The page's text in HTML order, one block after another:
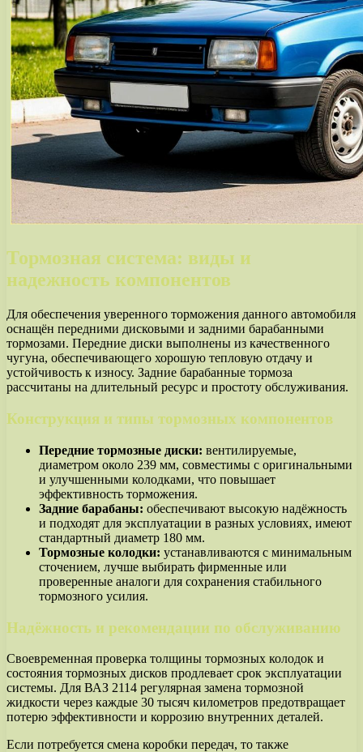
Тормозная система: виды и
надежность компонентов
Для обеспечения уверенного торможения данного автомобиля
оснащён передними дисковыми и задними барабанными
тормозами. Передние диски выполнены из качественного
чугуна, обеспечивающего хорошую тепловую отдачу и
устойчивость к износу. Задние барабанные тормоза
рассчитаны на длительный ресурс и простоту обслуживания.
Конструкция и типы тормозных компонентов
Передние тормозные диски: вентилируемые,
диаметром около 239 мм, совместимы с оригинальными
и улучшенными колодками, что повышает
эффективность торможения.
Задние барабаны: обеспечивают высокую надёжность
и подходят для эксплуатации в разных условиях, имеют
стандартный диаметр 180 мм.
Тормозные колодки: устанавливаются с минимальным
сточением, лучше выбирать фирменные или
проверенные аналоги для сохранения стабильного
тормозного усилия.
Надёжность и рекомендации по обслуживанию
Своевременная проверка толщины тормозных колодок и
состояния тормозных дисков продлевает срок эксплуатации
системы. Для ВАЗ 2114 регулярная замена тормозной
жидкости через каждые 30 тысяч километров предотвращает
потерю эффективности и коррозию внутренних деталей.
Если потребуется смена коробки передач, то также